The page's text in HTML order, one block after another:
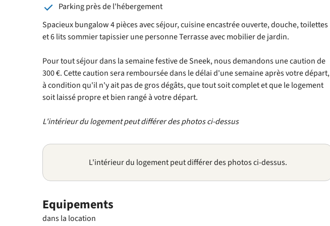
Parking près de l'hébergement
Spacieux bungalow 4 pièces avec séjour, cuisine encastrée ouverte, douche, toilettes
et 6 lits sommier tapissier une personne Terrasse avec mobilier de jardin.
Pour tout séjour dans la semaine festive de Sneek, nous demandons une caution de
300 €. Cette caution sera remboursée dans le délai d'une semaine après votre départ,
à condition qu'il n'y ait pas de gros dégâts, que tout soit complet et que le logement
soit laissé propre et bien rangé à votre départ.
L'intérieur du logement peut différer des photos ci-dessus
L'intérieur du logement peut différer des photos ci-dessus.
Equipements
dans la location